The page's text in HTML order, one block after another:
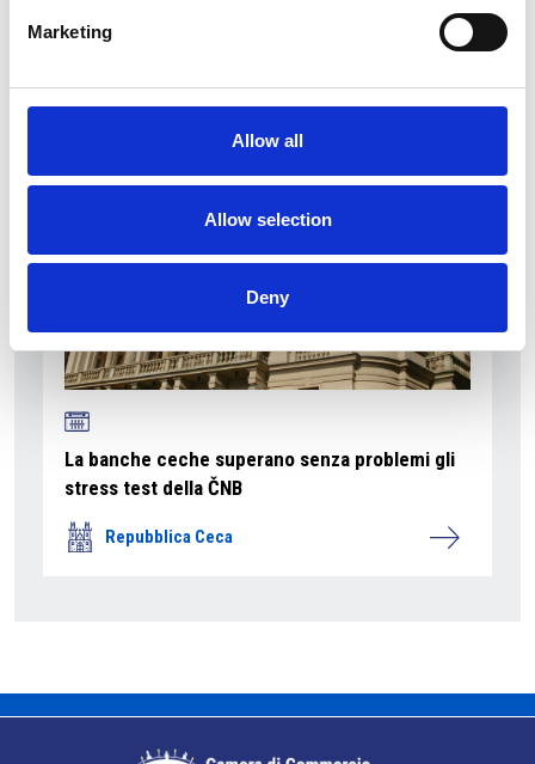
Marketing
Allow all
Allow selection
Deny
Ano 2011 schiera un nuovo candidato sindaco
a Praga
Repubblica Ceca
La banche ceche superano senza problemi gli
stress test della ČNB
Repubblica Ceca